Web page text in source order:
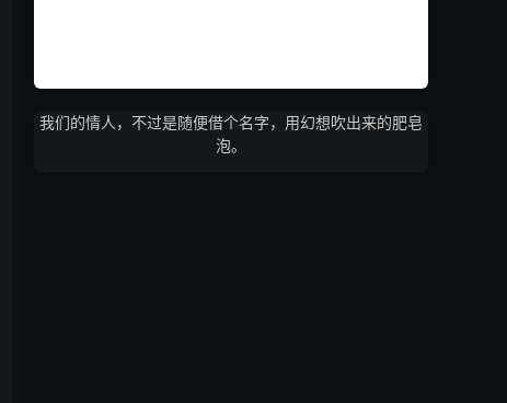
我们的情人，不过是随便借个名字，用幻想吹出来的肥皂
泡。